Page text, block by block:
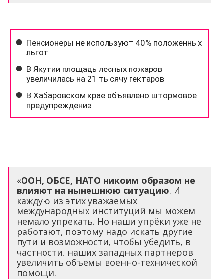
«ООН, ОБСЕ, НАТО никоим образом не
влияют на нынешнюю ситуацию. И
каждую из этих уважаемых
международных институций мы можем
немало упрекать. Но наши упрёки уже не
работают, поэтому надо искать другие
пути и возможности, чтобы убедить, в
частности, наших западных партнеров
увеличить объемы военно-технической
помощи.